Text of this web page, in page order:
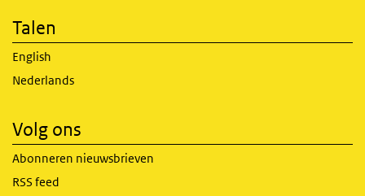
Talen
English
Nederlands
Volg ons
Abonneren nieuwsbrieven
RSS feed